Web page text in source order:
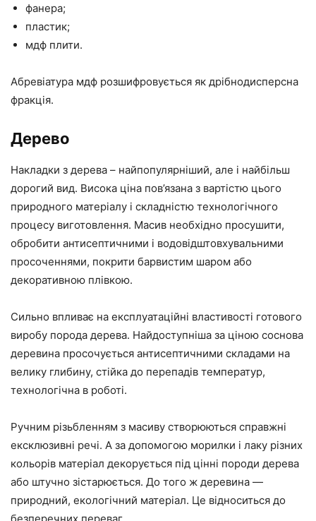
фанера;
пластик;
мдф плити.
Абревіатура мдф розшифровується як дрібнодисперсна
фракція.
Дерево
Накладки з дерева – найпопулярніший, але і найбільш
дорогий вид. Висока ціна пов’язана з вартістю цього
природного матеріалу і складністю технологічного
процесу виготовлення. Масив необхідно просушити,
обробити антисептичними і водовідштовхувальними
просоченнями, покрити барвистим шаром або
декоративною плівкою.
Сильно впливає на експлуатаційні властивості готового
виробу порода дерева. Найдоступніша за ціною соснова
деревина просочується антисептичними складами на
велику глибину, стійка до перепадів температур,
технологічна в роботі.
Ручним різьбленням з масиву створюються справжні
ексклюзивні речі. А за допомогою морилки і лаку різних
кольорів матеріал декорується під цінні породи дерева
або штучно зістарюється. До того ж деревина —
природний, екологічний матеріал. Це відноситься до